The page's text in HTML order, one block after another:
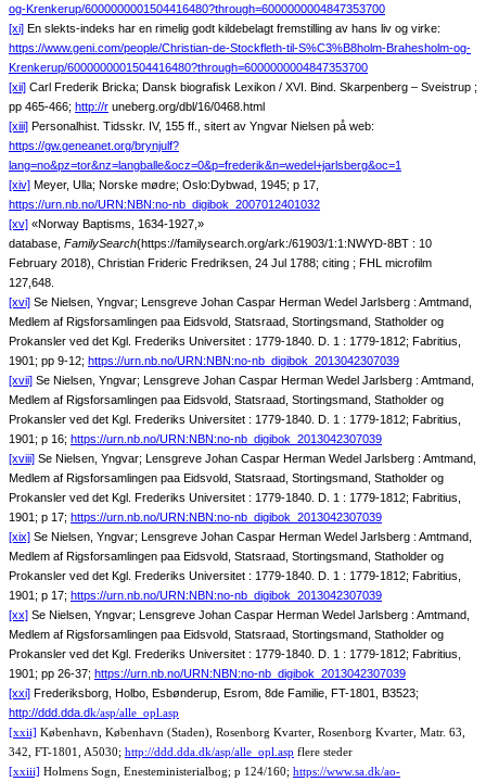
og-Krenkerup/6000000001504416480?through=6000000004847353700
[xi] En slekts-indeks har en rimelig godt kildebelagt fremstilling av hans liv og virke:
https://www.geni.com/people/Christian-de-Stockfleth-til-S%C3%B8holm-Brahesholm-og-
Krenkerup/6000000001504416480?through=6000000004847353700
[xii] Carl Frederik Bricka; Dansk biografisk Lexikon / XVI. Bind. Skarpenberg – Sveistrup ;
pp 465-466; http://r uneberg.org/dbl/16/0468.html
[xiii] Personalhist. Tidsskr. IV, 155 ff., sitert av Yngvar Nielsen på web:
https://gw.geneanet.org/brynjulf?
lang=no&pz=tor&nz=langballe&ocz=0&p=frederik&n=wedel+jarlsberg&oc=1
[xiv] Meyer, Ulla; Norske mødre; Oslo:Dybwad, 1945; p 17,
https://urn.nb.no/URN:NBN:no-nb_digibok_2007012401032
[xv] «Norway Baptisms, 1634-1927,»
database, FamilySearch(https://familysearch.org/ark:/61903/1:1:NWYD-8BT : 10
February 2018), Christian Frideric Fredriksen, 24 Jul 1788; citing ; FHL microfilm
127,648.
[xvi] Se Nielsen, Yngvar; Lensgreve Johan Caspar Herman Wedel Jarlsberg : Amtmand,
Medlem af Rigsforsamlingen paa Eidsvold, Statsraad, Stortingsmand, Statholder og
Prokansler ved det Kgl. Frederiks Universitet : 1779-1840. D. 1 : 1779-1812; Fabritius,
1901; pp 9-12; https://urn.nb.no/URN:NBN:no-nb_digibok_2013042307039
[xvii] Se Nielsen, Yngvar; Lensgreve Johan Caspar Herman Wedel Jarlsberg : Amtmand,
Medlem af Rigsforsamlingen paa Eidsvold, Statsraad, Stortingsmand, Statholder og
Prokansler ved det Kgl. Frederiks Universitet : 1779-1840. D. 1 : 1779-1812; Fabritius,
1901; p 16; https://urn.nb.no/URN:NBN:no-nb_digibok_2013042307039
[xviii] Se Nielsen, Yngvar; Lensgreve Johan Caspar Herman Wedel Jarlsberg : Amtmand,
Medlem af Rigsforsamlingen paa Eidsvold, Statsraad, Stortingsmand, Statholder og
Prokansler ved det Kgl. Frederiks Universitet : 1779-1840. D. 1 : 1779-1812; Fabritius,
1901; p 17; https://urn.nb.no/URN:NBN:no-nb_digibok_2013042307039
[xix] Se Nielsen, Yngvar; Lensgreve Johan Caspar Herman Wedel Jarlsberg : Amtmand,
Medlem af Rigsforsamlingen paa Eidsvold, Statsraad, Stortingsmand, Statholder og
Prokansler ved det Kgl. Frederiks Universitet : 1779-1840. D. 1 : 1779-1812; Fabritius,
1901; p 17; https://urn.nb.no/URN:NBN:no-nb_digibok_2013042307039
[xx] Se Nielsen, Yngvar; Lensgreve Johan Caspar Herman Wedel Jarlsberg : Amtmand,
Medlem af Rigsforsamlingen paa Eidsvold, Statsraad, Stortingsmand, Statholder og
Prokansler ved det Kgl. Frederiks Universitet : 1779-1840. D. 1 : 1779-1812; Fabritius,
1901; pp 26-37; https://urn.nb.no/URN:NBN:no-nb_digibok_2013042307039
[xxi] Frederiksborg, Holbo, Esbønderup, Esrom, 8de Familie, FT-1801, B3523;
http://ddd.dda.dk/asp/alle_opl.asp
[xxii] København, København (Staden), Rosenborg Kvarter, Rosenborg Kvarter, Matr. 63,
342, FT-1801, A5030; http://ddd.dda.dk/asp/alle_opl.asp flere steder
[xxiii] Holmens Sogn, Enesteministerialbog; p 124/160; https://www.sa.dk/ao-